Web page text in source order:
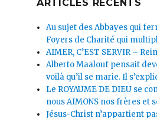
ARTICLES RÉCENTS
Au sujet des Abbayes qui
Foyers de Charité qui
AIMER, C’EST SERVIR –
Alberto Maalouf pensait
voilà qu’il se marie. Il
Le ROYAUME DE DIEU se
nous AIMONS nos frères et
Jésus-Christ n’appartient